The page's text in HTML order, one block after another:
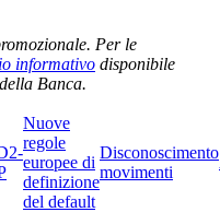
Per le
informativo disponibile
Banca.
Nuove
regole
europee di
definizione
del default
Disconoscimento
movimenti